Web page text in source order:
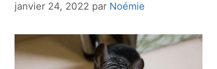
janvier 24, 2022 par Noémie